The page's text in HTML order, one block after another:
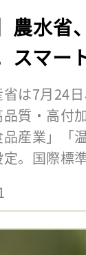
農水
スマー
は7月24
品質・高付
産業」「
定。国際標